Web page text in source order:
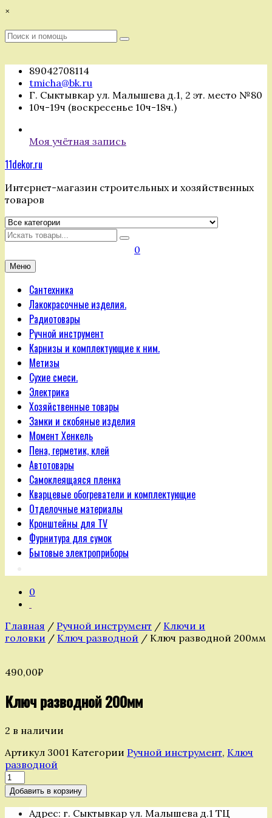
Перейти
содержимому
×
Поиск
Поиск
89042708114
tmicha@bk.ru
Г. Сыктывкар ул. Малышева д.1, 2 эт. место №80
10ч-19ч (воскресенье 10ч-18ч.)
Моя учётная запись
11dekor.ru
Интернет-магазин строительных и хозяйственных
товаров
Искать
0
Меню
Сантехника
Лакокрасочные изделия.
Радиотовары
Ручной инструмент
Карнизы и комплектующие к ним.
Метизы
Сухие смеси.
Электрика
Хозяйственные товары
Замки и скобяные изделия
Момент Хенкель
Пена, герметик, клей
Автотовары
Самоклеящаяся пленка
Кварцевые обогреватели и комплектующие
Отделочные материалы
Кронштейны для TV
Фурнитура для сумок
Бытовые электроприборы
0
Главная / Ручной инструмент / Ключи и
головки / Ключ разводной / Ключ разводной 200мм
490,00₽
Ключ разводной 200мм
2 в наличии
Артикул 3001 Категории Ручной инструмент, Ключ
разводной
Количество
товара
Ключ
разводной
Добавить в корзину
Адрес: г. Сыктывкар ул. Малышева д.1 ТЦ